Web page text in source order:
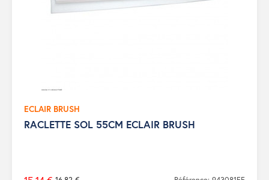
ECLAIR BRUSH
RACLETTE SOL 55CM ECLAIR BRUSH